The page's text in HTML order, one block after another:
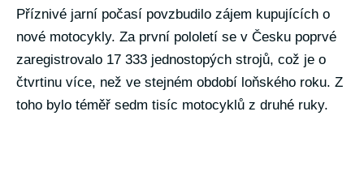
Příznivé jarní počasí povzbudilo zájem kupujících o
nové motocykly. Za první pololetí se v Česku poprvé
zaregistrovalo 17 333 jednostopých strojů, což je o
čtvrtinu více, než ve stejném období loňského roku. Z
toho bylo téměř sedm tisíc motocyklů z druhé ruky.